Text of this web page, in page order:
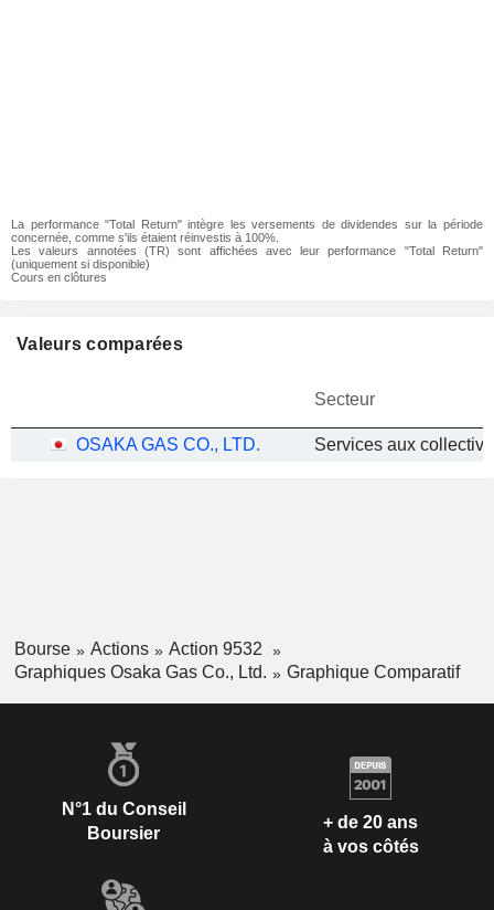
La performance "Total Return" intègre les versements de dividendes sur la période
concernée, comme s'ils étaient réinvestis à 100%.
Les valeurs annotées (TR) sont affichées avec leur performance "Total Return"
(uniquement si disponible)
Cours en clôtures
Valeurs comparées
Secteur
OSAKA GAS CO., LTD.
Bourse Actions
Action 9532
Graphiques Osaka Gas Co., Ltd.
Graphique Comparatif
N°1 du Conseil
Boursier
+ de 20 ans
à vos côtés